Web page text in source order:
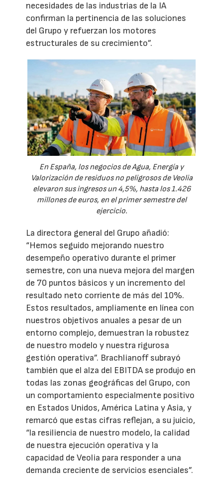
necesidades de las industrias de la IA
confirman la pertinencia de las soluciones
del Grupo y refuerzan los motores
estructurales de su crecimiento”.
En España, los negocios de Agua, Energía y
Valorización de residuos no peligrosos de Veolia
elevaron sus ingresos un 4,5%, hasta los 1.426
millones de euros, en el primer semestre del
ejercicio.
La directora general del Grupo añadió:
“Hemos seguido mejorando nuestro
desempeño operativo durante el primer
semestre, con una nueva mejora del margen
de 70 puntos básicos y un incremento del
resultado neto corriente de más del 10%.
Estos resultados, ampliamente en línea con
nuestros objetivos anuales a pesar de un
entorno complejo, demuestran la robustez
de nuestro modelo y nuestra rigurosa
gestión operativa”. Brachlianoff subrayó
también que el alza del EBITDA se produjo en
todas las zonas geográficas del Grupo, con
un comportamiento especialmente positivo
en Estados Unidos, América Latina y Asia, y
remarcó que estas cifras reflejan, a su juicio,
“la resiliencia de nuestro modelo, la calidad
de nuestra ejecución operativa y la
capacidad de Veolia para responder a una
demanda creciente de servicios esenciales”.